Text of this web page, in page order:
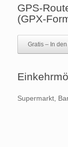
GPS-
(GPX-
Gratis – In
Supermarkt,